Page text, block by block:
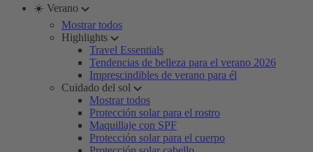
☀️ Verano
Mostrar todos
Highlights
Travel Essentials
Tendencias de belleza para el verano 2026
Imprescindibles de verano para él
Cuidado del sol
Mostrar todos
Protección solar para el rostro
Maquillaje con SPF
Protección solar para el cuerpo